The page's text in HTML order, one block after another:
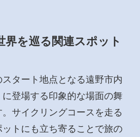
界を巡る関連スポット
タート地点となる遠野市内
登場する印象的な場面の舞
サイクリングコースを走る
トにも立ち寄ることで旅の